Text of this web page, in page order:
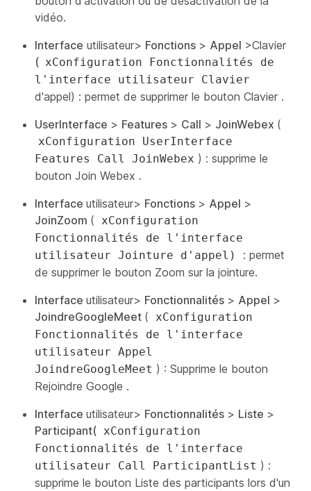
vidéo.
Interface utilisateur> Fonctions > Appel >Clavier
( xConfiguration Fonctionnalités de
l'interface utilisateur Clavier
d'appel) : permet de supprimer le bouton Clavier .
UserInterface > Features > Call > JoinWebex (
xConfiguration UserInterface
Features Call JoinWebex ) : supprime le
bouton Join Webex .
Interface utilisateur> Fonctions > Appel >
JoinZoom (
xConfiguration
Fonctionnalités de l'interface
utilisateur Jointure d'appel)
: permet
de supprimer le bouton Zoom sur la jointure.
Interface utilisateur> Fonctionnalités > Appel >
JoindreGoogleMeet (
xConfiguration
Fonctionnalités de l'interface
utilisateur Appel
JoindreGoogleMeet ) : Supprime le bouton
Rejoindre Google .
Interface utilisateur> Fonctionnalités > Liste >
Participant( xConfiguration
Fonctionnalités de l'interface
utilisateur Call ParticipantList ) :
supprime le bouton Liste des participants lors d'un